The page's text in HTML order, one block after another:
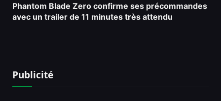
Phantom Blade Zero confirme ses précommandes
avec un trailer de 11 minutes très attendu
Publicité